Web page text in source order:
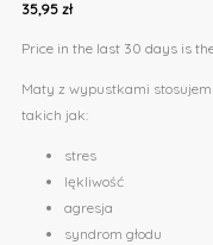
35,95zł
Price in the last 30 days is
Maty z wypustkami
takich jak:
stres
lękliwość
agresja
syndrom głodu